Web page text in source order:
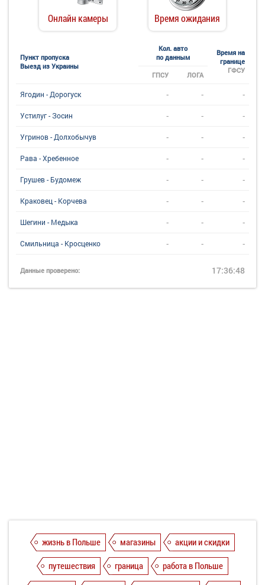
Онлайн камеры Время ожидания
Пункт пропуска
Выезд из Украины
Кол. авто
по данным
Время на
границе
ГФСУ
ГПСУ ЛОГА
Ягодин - Дорогуск - - -
Устилуг - Зосин - - -
Угринов - Долхобычув - - -
Рава - Хребенное - - -
Грушев - Будомеж - - -
Краковец - Корчева - - -
Шегини - Медыка - - -
Смильница - Кросценко - - -
Данные проверено: 17:36:48
жизнь в Польше магазины
акции и скидки
путешествия
граница
работа в Польше